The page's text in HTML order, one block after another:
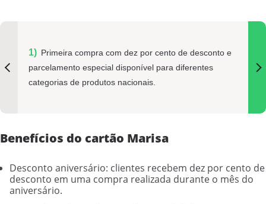
Primeira compra com dez por cento de desconto e
parcelamento especial disponível para diferentes
categorias de produtos nacionais.
Benefícios do cartão Marisa
Desconto aniversário: clientes recebem dez por cento de
desconto em uma compra realizada durante o mês do
aniversário.